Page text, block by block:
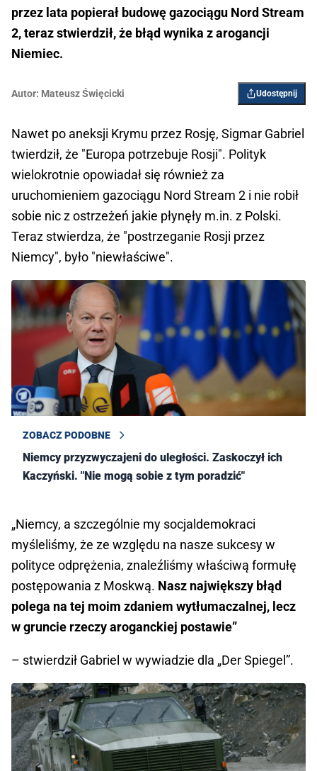
przez lata popierał budowę gazociągu Nord Stream
2, teraz stwierdził, że błąd wynika z arogancji
Niemiec.
Autor: Mateusz Święcicki Udostępnij
Nawet po aneksji Krymu przez Rosję, Sigmar Gabriel
twierdził, że "Europa potrzebuje Rosji". Polityk
wielokrotnie opowiadał się również za
uruchomieniem gazociągu Nord Stream 2 i nie robił
sobie nic z ostrzeżeń jakie płynęły m.in. z Polski.
Teraz stwierdza, że "postrzeganie Rosji przez
Niemcy", było "niewłaściwe".
ZOBACZ PODOBNE
Niemcy przyzwyczajeni do uległości. Zaskoczył ich
Kaczyński. "Nie mogą sobie z tym poradzić"
„Niemcy, a szczególnie my socjaldemokraci
myśleliśmy, że ze względu na nasze sukcesy w
polityce odprężenia, znaleźliśmy właściwą formułę
postępowania z Moskwą. Nasz największy błąd
polega na tej moim zdaniem wytłumaczalnej, lecz
w gruncie rzeczy aroganckiej postawie”
– stwierdził Gabriel w wywiadzie dla „Der Spiegel”.